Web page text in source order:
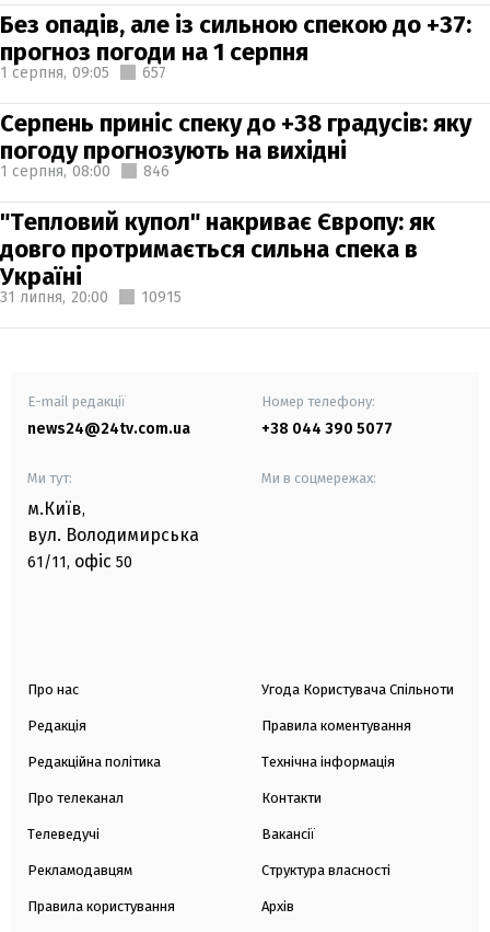
Без опадів, але із сильною спекою до +37:
прогноз погоди на 1 серпня
1 серпня, 09:05 657
Серпень приніс спеку до +38 градусів: яку
погоду прогнозують на вихідні
1 серпня, 08:00 846
"Тепловий купол" накриває Європу: як
довго протримається сильна спека в
Україні
31 липня, 20:00 10915
E-mail редакції
news24@24tv.com.ua
Номер телефону:
+38 044 390 5077
Ми тут:
м.Київ,
вул. Володимирська
61/11, офіс 50
Ми в соцмережах:
Про нас
Редакція
Редакційна політика
Про телеканал
Телеведучі
Рекламодавцям
Правила користування
Угода Користувача Спільноти
Правила коментування
Технічна інформація
Контакти
Вакансії
Структура власності
Архів